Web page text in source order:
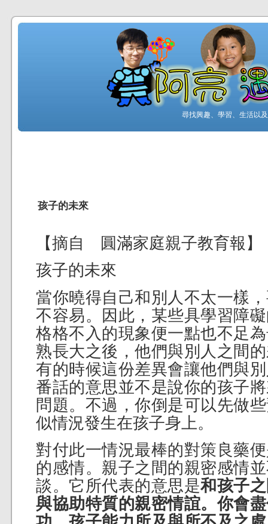
尋找興趣、學習、生活以
孩子的未來
【摘自 圓滿家庭親子教育報】
孩子的未來
當你曉得自己和別人不太一樣
不容易。因此，某些具學習障
格格不入的現象便一點也不足
熟長大之後，他們與別人之間
有的時候這份差異會讓他們與
番話的意思並不是說你的孩子
問題。不過，你倒是可以先做
似情況發生在孩子身上。
對付此一情況最棒的對策良藥
的感情。親子之間的親密感情
談。它所代表的意思是和孩子
與協助特質的親密情誼。你會